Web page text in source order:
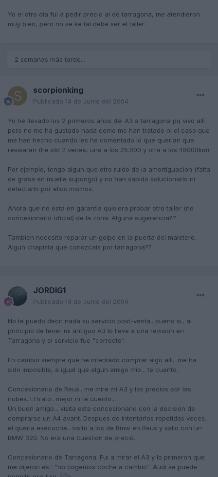
Yo el otro dia fui a pedir precio al de tarragona, me atendieron
muy bien, pero no se ke tal debe ser el taller.
2 semanas más tarde...
scorpionking
Publicado 14 de Junio del 2004
Yo he llevado los 2 primeros años del A3 a tarragona pq vivo allí
pero no me ha gustado nada como me han tratado ni el caso que
me han hecho cuando les he comentado lo que querian que
revisaran (he ido 2 veces, una a los 25.000 y otra a los 48000km)
Por ejemplo, tengo algun que otro ruido de la amortiguacion (falta
de grasa en muelle supongo) y no han sabido solucionarlo ni
detectarlo por ellos mismos.
Ahora que no esta en garantia quisiera probar otro taller (no
concesionario oficial) de la zona. Alguna sugerencia??
Tambien necesito reparar un golpe en la puerta del maletero.
Algun chapista que conozcais por tarragona??
JORDIG1
Publicado 14 de Junio del 2004
No te puedo decir nada su servicio post-venta.. bueno si.. al
principio de tener mi antiguo A3 lo lleve a una revision en
Tarragona y el servicio fue "correcto".
En cambio siempre que he intentado comprar algo alli.. me ha
sido imposible, a igual que algun amigo mio... te cuento.
Concesionario de Reus.. me mire mi A3 y los precios por las
nubes. El trato.. mejor ni te cuento...
Un buen amigo... visita este concesionario con la decision de
comprarse un A4 avant. Despues de intentarlos repetidas veces..
el queria esecoche.. visito a los de Bmw en Reus y salio con un
BMW 320. No era una cuestion de precio.
Concesionario de Tarragona. Fui a mirar el A3 y lo primeron que
me dijeron es : "no cogemos coche a cambio". Audi se puede